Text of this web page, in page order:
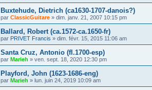
Buxtehude, Dietrich (ca1630-1707-danois?)
par ClassicGuitare » dim. janv. 21, 2007 10:15 pm
Ballard, Robert (ca.1572-ca.1650-fr)
par PRIVET Francis » dim. févr. 15, 2015 11:06 am
Santa Cruz, Antonio (fl.1700-esp)
par Marieh » ven. sept. 18, 2020 12:30 pm
Playford, John (1623-1686-eng)
par Marieh » lun. juin 24, 2019 10:09 am